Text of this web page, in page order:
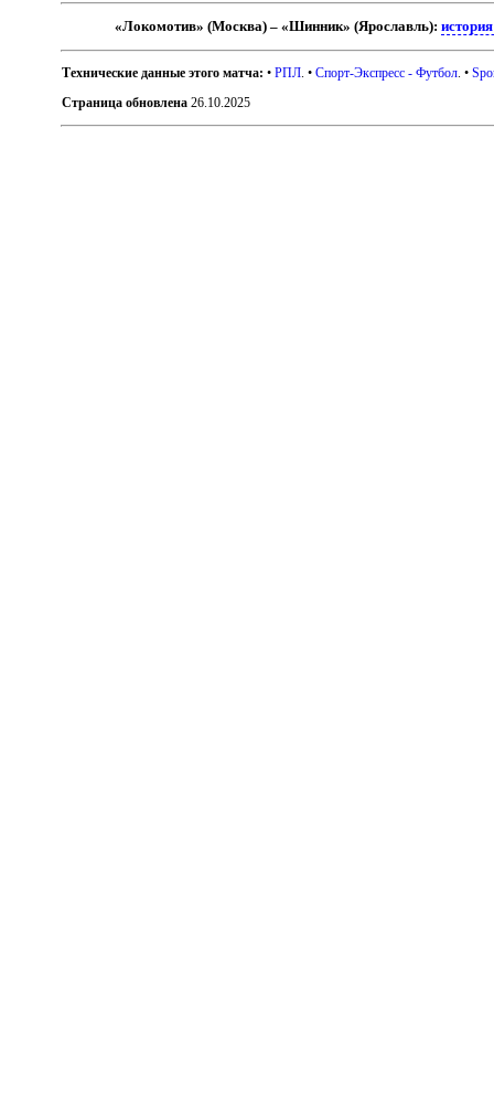
«Локомотив» (Москва) – «Шинник» (Ярославль):
Технические данные этого матча: •РПЛ . •Спорт-Экспресс - Футбол . •
Страница обновлена 26.10.2025